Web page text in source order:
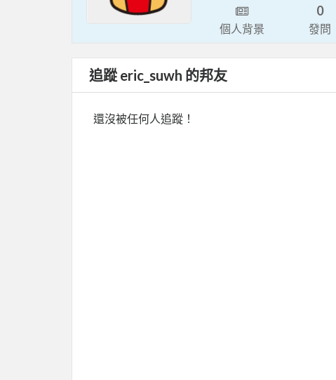
個人背景
0
發問
追蹤 eric_suwh 的邦友
還沒被任何人追蹤！